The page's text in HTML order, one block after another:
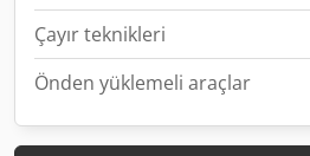
Çayır teknikleri
Önden yüklemeli araçlar